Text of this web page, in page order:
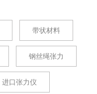
带状材料
钢丝绳张力
进口张力仪